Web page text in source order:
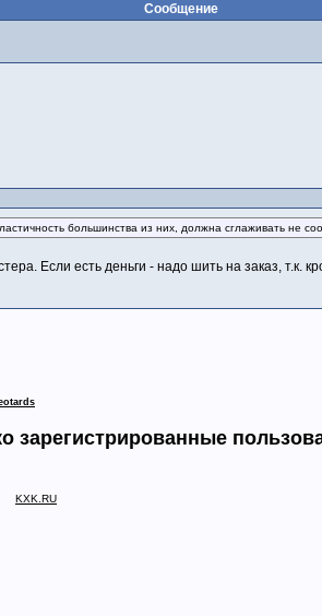
Сообщение
большинства из них, должна сглаживать не
Если есть деньги - надо шить на заказ,
зарегистрированные
KXK.RU